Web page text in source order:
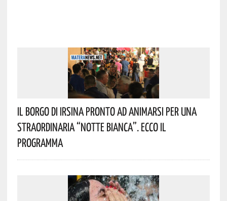
Il Borgo Di Irsina Pronto Ad Animarsi Per Una
Straordinaria “Notte Bianca”. Ecco Il
Programma